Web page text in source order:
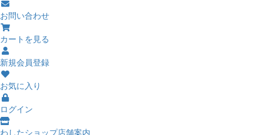
お問い合わせ
カートを見る
新規会員登録
お気に入り
ログイン
わしたショップ店舗案内